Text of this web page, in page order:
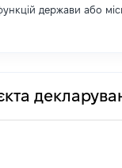
держави або